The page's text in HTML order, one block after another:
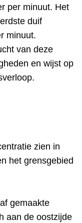
per minuut. Het
duif
minuut.
van deze
en wijst op
zien in
het grensgebied
gemaakte
aan de oostzijde